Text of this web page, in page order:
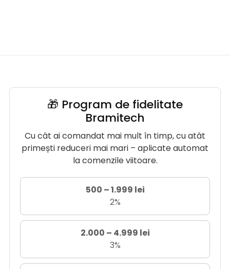
🎁 Program de fidelitate
Bramitech
Cu cât ai comandat mai mult în timp, cu atât
primești reduceri mai mari – aplicate automat
la comenzile viitoare.
500 – 1.999 lei
2%
2.000 – 4.999 lei
3%